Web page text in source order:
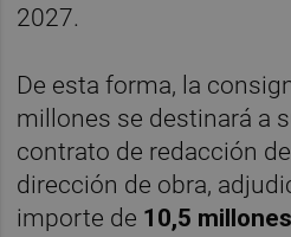
2027.
De esta forma, la
millones se destinará a
contrato de redacción
dirección de obra,
importe de 10,5